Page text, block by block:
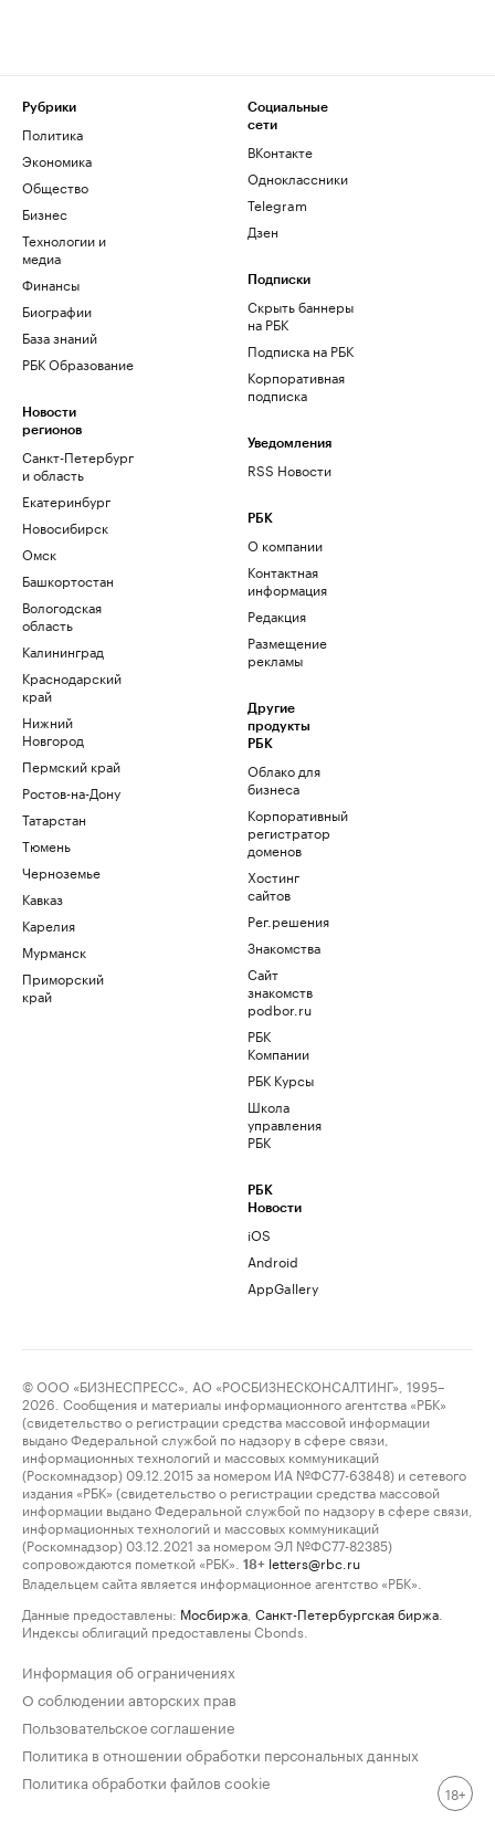
Рубрики
Политика
Экономика
Общество
Бизнес
Технологии и
медиа
Финансы
Биографии
База знаний
РБК Образование
Новости
регионов
Санкт-Петербург
и область
Екатеринбург
Новосибирск
Омск
Башкортостан
Вологодская
область
Калининград
Краснодарский
край
Нижний
Новгород
Пермский край
Ростов-на-Дону
Татарстан
Тюмень
Черноземье
Кавказ
Карелия
Мурманск
Приморский
край
Социальные
сети
ВКонтакте
Одноклассники
Telegram
Дзен
Подписки
Скрыть баннеры
на РБК
Подписка на РБК
Корпоративная
подписка
Уведомления
RSS Новости
РБК
О компании
Контактная
информация
Редакция
Размещение
рекламы
Другие
продукты
РБК
Облако для
бизнеса
Корпоративный
регистратор
доменов
Хостинг
сайтов
Рег.решения
Знакомства
Сайт
знакомств
podbor.ru
РБК
Компании
РБК Курсы
Школа
управления
РБК
РБК
Новости
iOS
Android
AppGallery
© ООО «БИЗНЕСПРЕСС», АО «РОСБИЗНЕСКОНСАЛТИНГ», 1995–
2026. Сообщения и материалы информационного агентства «РБК»
(свидетельство о регистрации средства массовой информации
выдано Федеральной службой по надзору в сфере связи,
информационных технологий и массовых коммуникаций
(Роскомнадзор) 09.12.2015 за номером ИА №ФС77-63848) и сетевого
издания «РБК» (свидетельство о регистрации средства массовой
информации выдано Федеральной службой по надзору в сфере связи,
информационных технологий и массовых коммуникаций
(Роскомнадзор) 03.12.2021 за номером ЭЛ №ФС77-82385)
сопровождаются пометкой «РБК».
18+ letters@rbc.ru
Владельцем сайта является информационное агентство «РБК».
Данные предоставлены: Мосбиржа Санкт-Петербургская биржа
Индексы облигаций предоставлены Cbonds.
Информация об ограничениях
О соблюдении авторских прав
Пользовательское соглашение
Политика в отношении обработки персональных данных
Политика обработки файлов cookie
18+